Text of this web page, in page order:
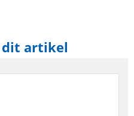
dit artikel